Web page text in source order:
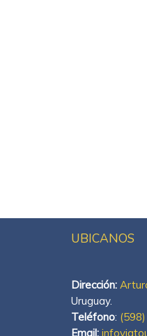
UBICANOS
Dirección:
Uruguay.
Teléfono:
Email: